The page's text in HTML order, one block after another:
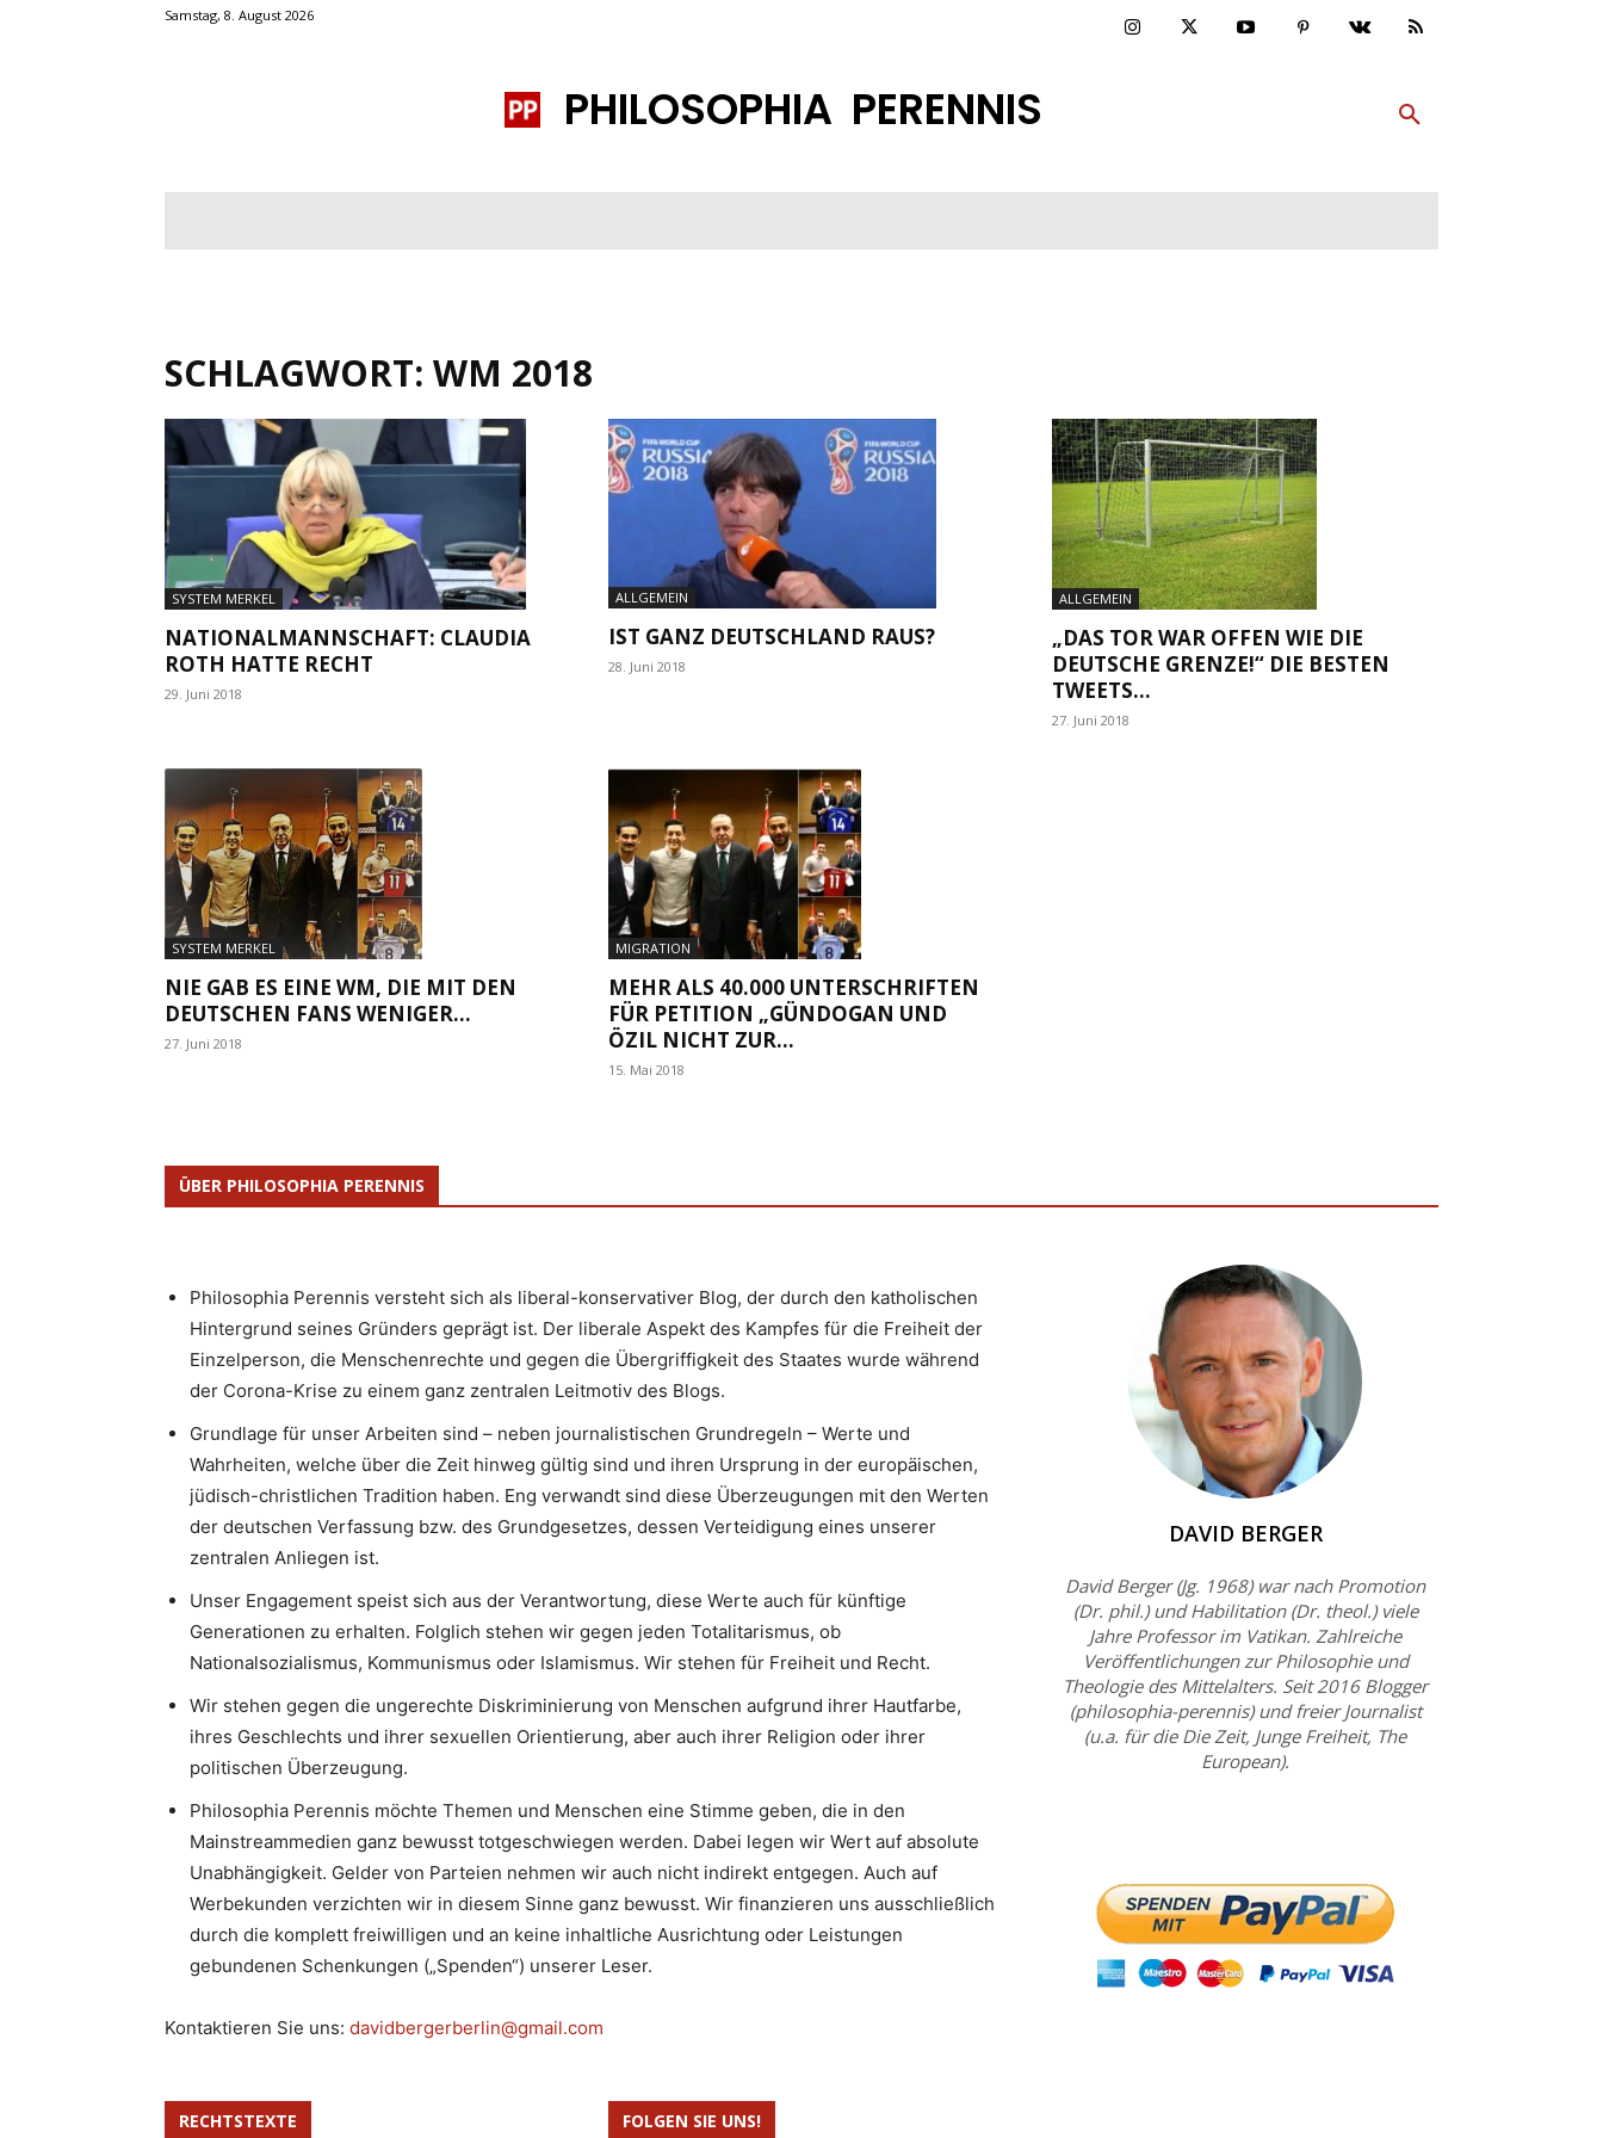
Samstag, 8. August 2026
PHILOSOPHIA PERENNIS
SCHLAGWORT: WM 2018
SYSTEM MERKEL
NATIONALMANNSCHAFT: CLAUDIA
ROTH HATTE RECHT
29. Juni 2018
ALLGEMEIN
IST GANZ DEUTSCHLAND RAUS?
28. Juni 2018
ALLGEMEIN
„DAS TOR WAR OFFEN WIE DIE
DEUTSCHE GRENZE!“ DIE BESTEN
TWEETS...
27. Juni 2018
SYSTEM MERKEL
NIE GAB ES EINE WM, DIE MIT DEN
DEUTSCHEN FANS WENIGER...
27. Juni 2018
MIGRATION
MEHR ALS 40.000 UNTERSCHRIFTEN
FÜR PETITION „GÜNDOGAN UND
ÖZIL NICHT ZUR...
15. Mai 2018
ÜBER PHILOSOPHIA PERENNIS
Philosophia Perennis versteht sich als liberal-konservativer Blog, der durch den katholischen
Hintergrund seines Gründers geprägt ist. Der liberale Aspekt des Kampfes für die Freiheit der
Einzelperson, die Menschenrechte und gegen die Übergriffigkeit des Staates wurde während
der Corona-Krise zu einem ganz zentralen Leitmotiv des Blogs.
Grundlage für unser Arbeiten sind – neben journalistischen Grundregeln – Werte und
Wahrheiten, welche über die Zeit hinweg gültig sind und ihren Ursprung in der europäischen,
jüdisch-christlichen Tradition haben. Eng verwandt sind diese Überzeugungen mit den Werten
der deutschen Verfassung bzw. des Grundgesetzes, dessen Verteidigung eines unserer
zentralen Anliegen ist.
Unser Engagement speist sich aus der Verantwortung, diese Werte auch für künftige
Generationen zu erhalten. Folglich stehen wir gegen jeden Totalitarismus, ob
Nationalsozialismus, Kommunismus oder Islamismus. Wir stehen für Freiheit und Recht.
Wir stehen gegen die ungerechte Diskriminierung von Menschen aufgrund ihrer Hautfarbe,
ihres Geschlechts und ihrer sexuellen Orientierung, aber auch ihrer Religion oder ihrer
politischen Überzeugung.
Philosophia Perennis möchte Themen und Menschen eine Stimme geben, die in den
Mainstreammedien ganz bewusst totgeschwiegen werden. Dabei legen wir Wert auf absolute
Unabhängigkeit. Gelder von Parteien nehmen wir auch nicht indirekt entgegen. Auch auf
Werbekunden verzichten wir in diesem Sinne ganz bewusst. Wir finanzieren uns ausschließlich
durch die komplett freiwilligen und an keine inhaltliche Ausrichtung oder Leistungen
gebundenen Schenkungen („Spenden“) unserer Leser.
Kontaktieren Sie uns: davidbergerberlin@gmail.com
DAVID BERGER
David Berger (Jg. 1968) war nach Promotion
(Dr. phil.) und Habilitation (Dr. theol.) viele
Jahre Professor im Vatikan. Zahlreiche
Veröffentlichungen zur Philosophie und
Theologie des Mittelalters. Seit 2016 Blogger
(philosophia-perennis) und freier Journalist
(u.a. für die Die Zeit, Junge Freiheit, The
European).
RECHTSTEXTE FOLGEN SIE UNS!